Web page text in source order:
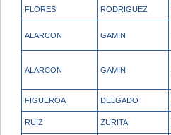
FLORES RODRIGUEZ
ALARCON GAMIN
ALARCON GAMIN
FIGUEROA DELGADO
RUIZ ZURITA